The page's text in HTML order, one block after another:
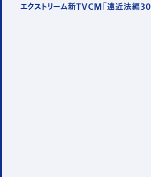
エクストリーム新TVCM「遠近法編30